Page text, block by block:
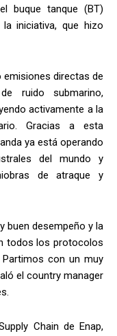
buque tanque (BT)
iniciativa, que hizo
emisiones directas de
ruido submarino,
activamente a la
Gracias a esta
ya está operando
del mundo y
de atraque y
buen desempeño y la
todos los protocolos
con un muy
el country manager
Chain de Enap,